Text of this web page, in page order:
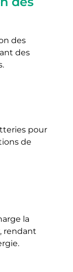
des
des
pour
de
la
rendant